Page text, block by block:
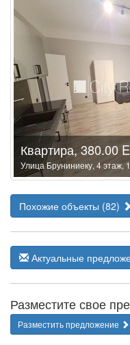
Квартира, 380.00
Улица Бруниниеку, 4 этаж,
Похожие объекты (82)
Актуальные
Разместите свое
Разместить предложение